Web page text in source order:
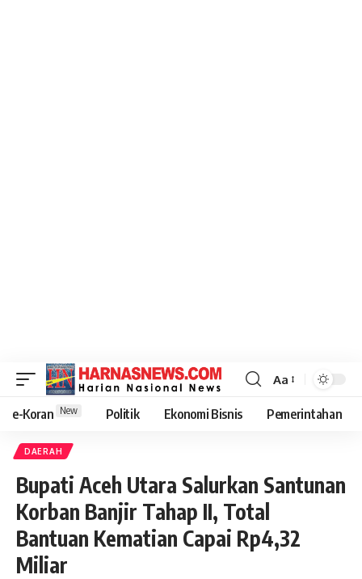
Aa
e-Koran New Politik Ekonomi Bisnis Pemerintahan
DAERAH
Bupati Aceh Utara Salurkan Santunan
Korban Banjir Tahap II, Total
Bantuan Kematian Capai Rp4,32
Miliar